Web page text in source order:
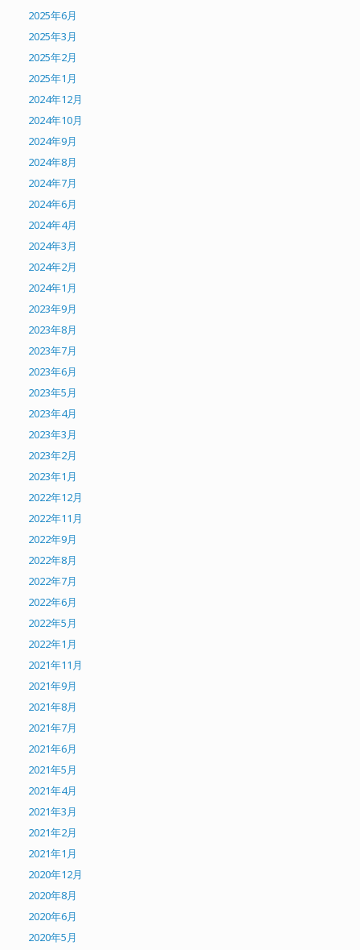
2025年6月
2025年3月
2025年2月
2025年1月
2024年12月
2024年10月
2024年9月
2024年8月
2024年7月
2024年6月
2024年4月
2024年3月
2024年2月
2024年1月
2023年9月
2023年8月
2023年7月
2023年6月
2023年5月
2023年4月
2023年3月
2023年2月
2023年1月
2022年12月
2022年11月
2022年9月
2022年8月
2022年7月
2022年6月
2022年5月
2022年1月
2021年11月
2021年9月
2021年8月
2021年7月
2021年6月
2021年5月
2021年4月
2021年3月
2021年2月
2021年1月
2020年12月
2020年8月
2020年6月
2020年5月